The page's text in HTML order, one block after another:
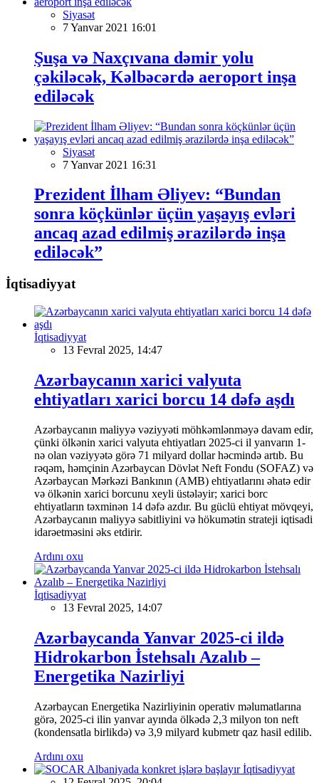
Siyasət
7 Yanvar 2021 16:01
Şuşa və Naxçıvana dəmir yolu
çəkiləcək, Kəlbəcərdə aeroport inşa
ediləcək
Siyasət
7 Yanvar 2021 16:31
Prezident İlham Əliyev: “Bundan
sonra köçkünlər üçün yaşayış evləri
ancaq azad edilmiş ərazilərdə inşa
ediləcək”
İqtisadiyyat
İqtisadiyyat
13 Fevral 2025, 14:47
Azərbaycanın xarici valyuta
ehtiyatları xarici borcu 14 dəfə aşdı
Azərbaycanın maliyyə vəziyyəti möhkəmlənməyə davam edir,
çünki ölkənin xarici valyuta ehtiyatları 2025-ci il yanvarın 1-
nə olan vəziyyətə görə 71 milyard dollar həcmində artıb. Bu
rəqəm, həmçinin Azərbaycan Dövlət Neft Fondu (SOFAZ) və
Azərbaycan Mərkəzi Bankının (AMB) ehtiyatlarını əhatə edir
və ölkənin xarici borcunu xeyli üstələyir; xarici borc
ehtiyatların təxminən 14 dəfə azdır. Bu güclü ehtiyat mövqeyi,
Azərbaycanın maliyyə sabitliyini və hökumətin strateji iqtisadi
idarəetməsini əks etdirir.
Ardını oxu
İqtisadiyyat
13 Fevral 2025, 14:07
Azərbaycanda Yanvar 2025-ci ildə
Hidrokarbon İstehsalı Azalıb –
Energetika Nazirliyi
Azərbaycan Energetika Nazirliyinin operativ məlumatlarına
görə, 2025-ci ilin yanvar ayında ölkədə 2,3 milyon ton neft
(kondensatla birlikdə) və 3,9 milyard kubmetr qaz hasil edilib.
Ardını oxu
İqtisadiyyat